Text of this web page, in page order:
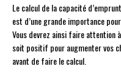
Le calcul de la capacité
est d’une grande importance
Vous devrez ainsi faire attention
soit positif pour augmenter vos
avant de faire le calcul.